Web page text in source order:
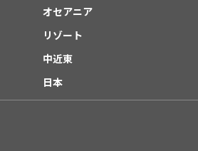
オセアニア
リゾート
中近東
日本